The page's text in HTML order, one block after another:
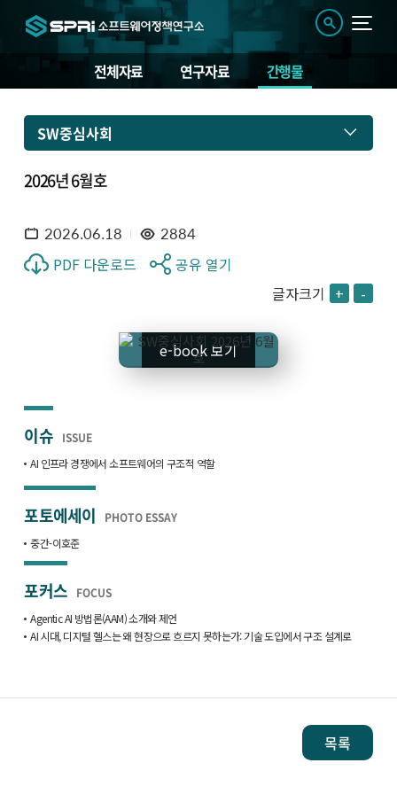
전체자료 연구자료 간행물
SW중심사회
2026년 6월호
2026.06.18 2884
PDF 다운로드
공유 열기
글자크기 + -
e-book 보기
이슈 ISSUE
AI 인프라 경쟁에서 소프트웨어의 구조적 역할
포토에세이 PHOTO ESSAY
중간-이호준
포커스 FOCUS
Agentic AI 방법론(AAM) 소개와 제언
AI 시대, 디지털 헬스는 왜 현장으로 흐르지 못하는가: 기술 도입에서 구조 설계로
목록